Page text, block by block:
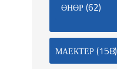
ӨНӨР(62)
МАЕКТЕР(158)